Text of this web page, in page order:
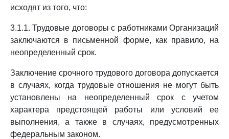
исходят из того, что:
3.1.1. Трудовые договоры с работниками Организаций
заключаются в письменной форме, как правило, на
неопределенный срок.
Заключение срочного трудового договора допускается
в случаях, когда трудовые отношения не могут быть
установлены на неопределенный срок с учетом
характера предстоящей работы или условий ее
выполнения, а также в случаях, предусмотренных
федеральным законом.